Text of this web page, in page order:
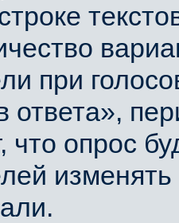
при
ответа»,
что опрос